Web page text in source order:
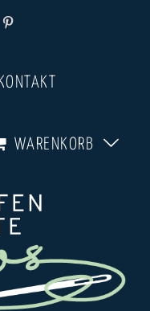
Pinterest
KONTAKT
WARENKORB